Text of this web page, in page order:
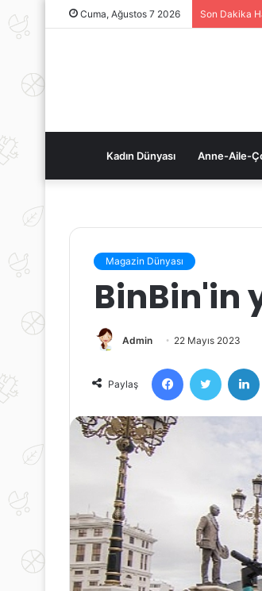
Cuma, Ağustos 7 2026 Son Dakika
Kadın Dünyası Anne-Aile-
Magazin Dünyası
BinBin'in
Admin 22 Mayıs 2023
Paylaş
FacebookTwitter